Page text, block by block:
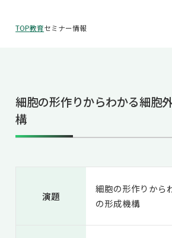
領域の概要・特色
研究室一覧
NAIST Edge BIO
教育TOP
研究室への配属
5年一貫コースの
国際化教育プログラム
国際バイオゼミナール
就職実績
卒業生の声
研究＆授業
アクセス
TOP教育セミナー情報
細胞の形作りからわかる細胞
構
演題
細胞の形作りから
の形成機構